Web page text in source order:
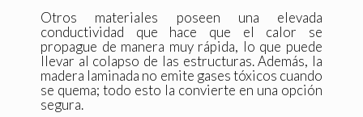
Otros materiales poseen una elevada
conductividad que hace que el calor se
propague de manera muy rápida, lo que puede
llevar al colapso de las estructuras. Además, la
madera laminada no emite gases tóxicos cuando
se quema; todo esto la convierte en una opción
segura.